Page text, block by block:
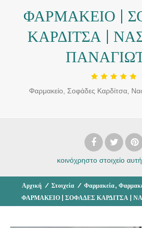
ΦΑΡΜΑΚΕΙΟ |
ΚΑΡΔΙΤΣΑ |
Φαρμακείο, Σοφάδες Καρδίτσα,
κοινόχρηστο στοιχείο
Αρχική / Στοιχεία / Φαρμακεία,
ΦΑΡΜΑΚΕΙΟ | ΣΟΦΑΔΕΣ ΚΑΡΔΙΤΣΑ |